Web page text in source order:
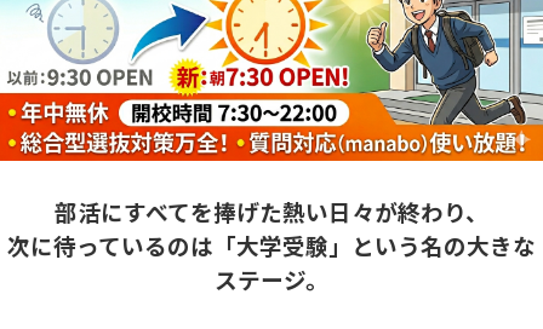
部活にすべてを捧げた熱い日々が終わり、
次に待っているのは「大学受験」という名の大きな
ステージ。